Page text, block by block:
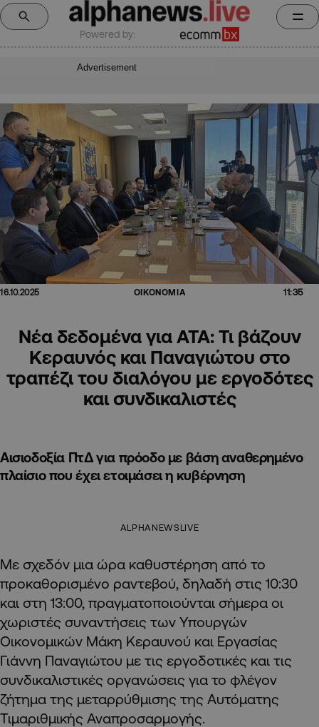
Powered by:
Advertisement
16.10.2025 ΟΙΚΟΝΟΜΙΑ 11:35
Νέα δεδομένα για ΑΤΑ: Τι βάζουν
Κεραυνός και Παναγιώτου στο
τραπέζι του διαλόγου με εργοδότες
και συνδικαλιστές
Αισιοδοξία ΠτΔ για πρόοδο με βάση αναθερημένο
πλαίσιο που έχει ετοιμάσει η κυβέρνηση
ALPHANEWSLIVE
Με σχεδόν μια ώρα καθυστέρηση από το
προκαθορισμένο ραντεβού, δηλαδή στις 10:30
και στη 13:00, πραγματοποιούνται σήμερα οι
χωριστές συναντήσεις των Υπουργών
Οικονομικών Μάκη Κεραυνού και Εργασίας
Γιάννη Παναγιώτου με τις εργοδοτικές και τις
συνδικαλιστικές οργανώσεις για το φλέγον
ζήτημα της μεταρρύθμισης της Αυτόματης
Τιμαριθμικής Αναπροσαρμογής.